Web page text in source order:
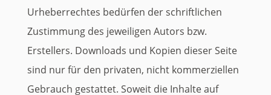
Urheberrechtes bedürfen der schriftlichen
Zustimmung des jeweiligen Autors bzw.
Erstellers. Downloads und Kopien dieser Seite
sind nur für den privaten, nicht kommerziellen
Gebrauch gestattet. Soweit die Inhalte auf